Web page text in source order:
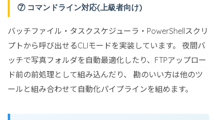
⑦ コマンドライン対応(上級者向け)
バッチファイル・タスクスケジューラ・PowerShellスクリ
プトから呼び出せるCLIモードを実装しています。 夜間バ
ッチで写真フォルダを自動最適化したり、FTPアップロー
ド前の前処理として組み込んだり、 勘のいい方は他のツ
ールと組み合わせて自動化パイプラインを組めます。